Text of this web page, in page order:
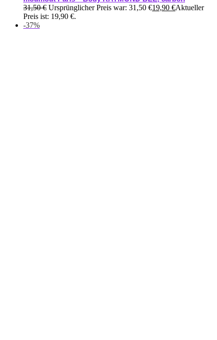
31,50€ Ursprünglicher Preis war: 31,50 €19,90 €Aktueller
Preis ist: 19,90 €.
-37%